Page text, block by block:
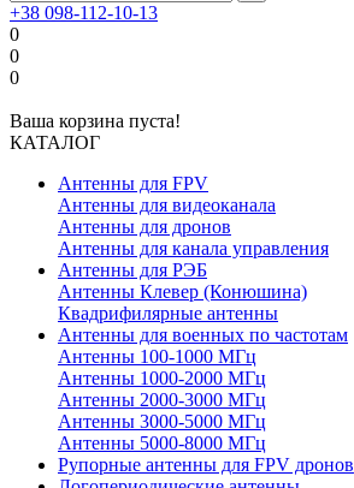
+38 098-112-10-13
0
0
0
Ваша корзина пуста!
КАТАЛОГ
Антенны для FPV
Антенны для видеоканала
Антенны для дронов
Антенны для канала управления
Антенны для РЭБ
Антенны Клевер (Конюшина)
Квадрифилярные антенны
Антенны для военных по частотам
Антенны 100-1000 МГц
Антенны 1000-2000 МГц
Антенны 2000-3000 МГц
Антенны 3000-5000 МГц
Антенны 5000-8000 МГц
Рупорные антенны для FPV дронов